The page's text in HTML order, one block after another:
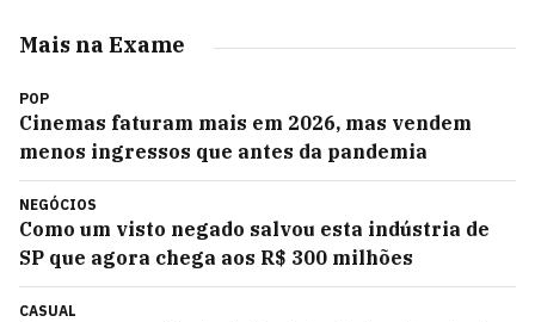
Mais na Exame
POP
Cinemas faturam mais em 2026, mas vendem
menos ingressos que antes da pandemia
NEGÓCIOS
Como um visto negado salvou esta indústria de
SP que agora chega aos R$ 300 milhões
CASUAL